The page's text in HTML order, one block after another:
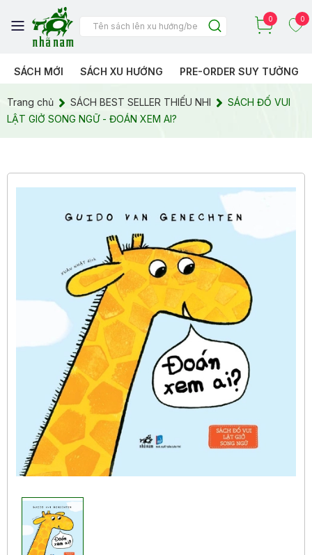
0 0
SÁCH MỚI SÁCH XU HƯỚNG PRE-ORDER SUY TƯỞNG
Trang chủ SÁCH BEST SELLER THIẾU NHI
SÁCH ĐỐ VUI
LẬT GIỞ SONG NGỮ - ĐOÁN XEM AI?